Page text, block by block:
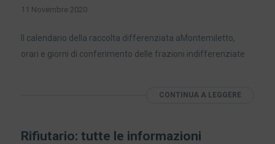
11 Novembre 2020
Il calendario della raccolta differenziata aMontemiletto,
orari e giorni di conferimento delle frazioni indifferenziate
CONTINUA A LEGGERE
Rifiutario: tutte le informazioni